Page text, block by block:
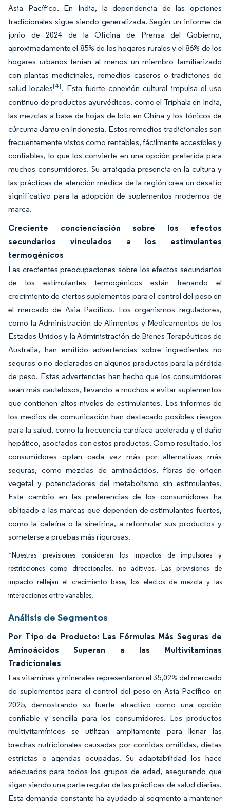
Asia Pacífico. En India, la dependencia de las opciones
tradicionales sigue siendo generalizada. Según un informe de
junio de 2024 de la Oficina de Prensa del Gobierno,
aproximadamente el 85% de los hogares rurales y el 86% de los
hogares urbanos tenían al menos un miembro familiarizado
con plantas medicinales, remedios caseros o tradiciones de
salud locales[4]. Esta fuerte conexión cultural impulsa el uso
continuo de productos ayurvédicos, como el Triphala en India,
las mezclas a base de hojas de loto en China y los tónicos de
cúrcuma Jamu en Indonesia. Estos remedios tradicionales son
frecuentemente vistos como rentables, fácilmente accesibles y
confiables, lo que los convierte en una opción preferida para
muchos consumidores. Su arraigada presencia en la cultura y
las prácticas de atención médica de la región crea un desafío
significativo para la adopción de suplementos modernos de
marca.
Creciente concienciación sobre los efectos
secundarios vinculados a los estimulantes
termogénicos
Las crecientes preocupaciones sobre los efectos secundarios
de los estimulantes termogénicos están frenando el
crecimiento de ciertos suplementos para el control del peso en
el mercado de Asia Pacífico. Los organismos reguladores,
como la Administración de Alimentos y Medicamentos de los
Estados Unidos y la Administración de Bienes Terapéuticos de
Australia, han emitido advertencias sobre ingredientes no
seguros o no declarados en algunos productos para la pérdida
de peso. Estas advertencias han hecho que los consumidores
sean más cautelosos, llevando a muchos a evitar suplementos
que contienen altos niveles de estimulantes. Los informes de
los medios de comunicación han destacado posibles riesgos
para la salud, como la frecuencia cardíaca acelerada y el daño
hepático, asociados con estos productos. Como resultado, los
consumidores optan cada vez más por alternativas más
seguras, como mezclas de aminoácidos, fibras de origen
vegetal y potenciadores del metabolismo sin estimulantes.
Este cambio en las preferencias de los consumidores ha
obligado a las marcas que dependen de estimulantes fuertes,
como la cafeína o la sinefrina, a reformular sus productos y
someterse a pruebas más rigurosas.
*Nuestras previsiones consideran los impactos de impulsores y
restricciones como direccionales, no aditivos. Las previsiones de
impacto reflejan el crecimiento base, los efectos de mezcla y las
interacciones entre variables.
Análisis de Segmentos
Por Tipo de Producto: Las Fórmulas Más Seguras de
Aminoácidos Superan a las Multivitaminas
Tradicionales
Las vitaminas y minerales representaron el 35,02% del mercado
de suplementos para el control del peso en Asia Pacífico en
2025, demostrando su fuerte atractivo como una opción
confiable y sencilla para los consumidores. Los productos
multivitamínicos se utilizan ampliamente para llenar las
brechas nutricionales causadas por comidas omitidas, dietas
estrictas o agendas ocupadas. Su adaptabilidad los hace
adecuados para todos los grupos de edad, asegurando que
sigan siendo una parte regular de las prácticas de salud diarias.
Esta demanda constante ha ayudado al segmento a mantener